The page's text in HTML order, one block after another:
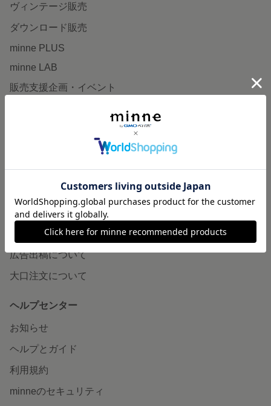
ヴィンテージ販売
ダウンロード販売
minne PLUS
minne LAB
販売支援企画・イベント
minneとものづくりと
minneの本
企業の方へ
広告出稿について
大口注文について
ヘルプセンター
お知らせ
ヘルプとガイド
利用規約
minneのセキュリティ